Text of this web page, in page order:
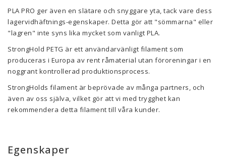
PLA PRO ger även en slätare och snyggare yta, tack vare dess
lagervidhäftnings-egenskaper. Detta gör att "sömmarna" eller
"lagren" inte syns lika mycket som vanligt PLA.
StrongHold PETG är ett användarvänligt filament som
produceras i Europa av rent råmaterial utan föroreningar i en
noggrant kontrollerad produktionsprocess.
StrongHolds filament är beprövade av många partners, och
även av oss själva, vilket gör att vi med trygghet kan
rekommendera detta filament till våra kunder.
Egenskaper